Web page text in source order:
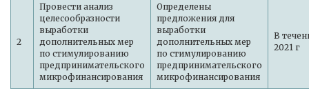
2
Провести анализ
целесообразности
выработки
дополнительных мер
по стимулированию
предпринимательского
микрофинансирования
Определены
предложения для
выработки
дополнительных мер
по стимулированию
предпринимательского
микрофинансирования
В
2021 г